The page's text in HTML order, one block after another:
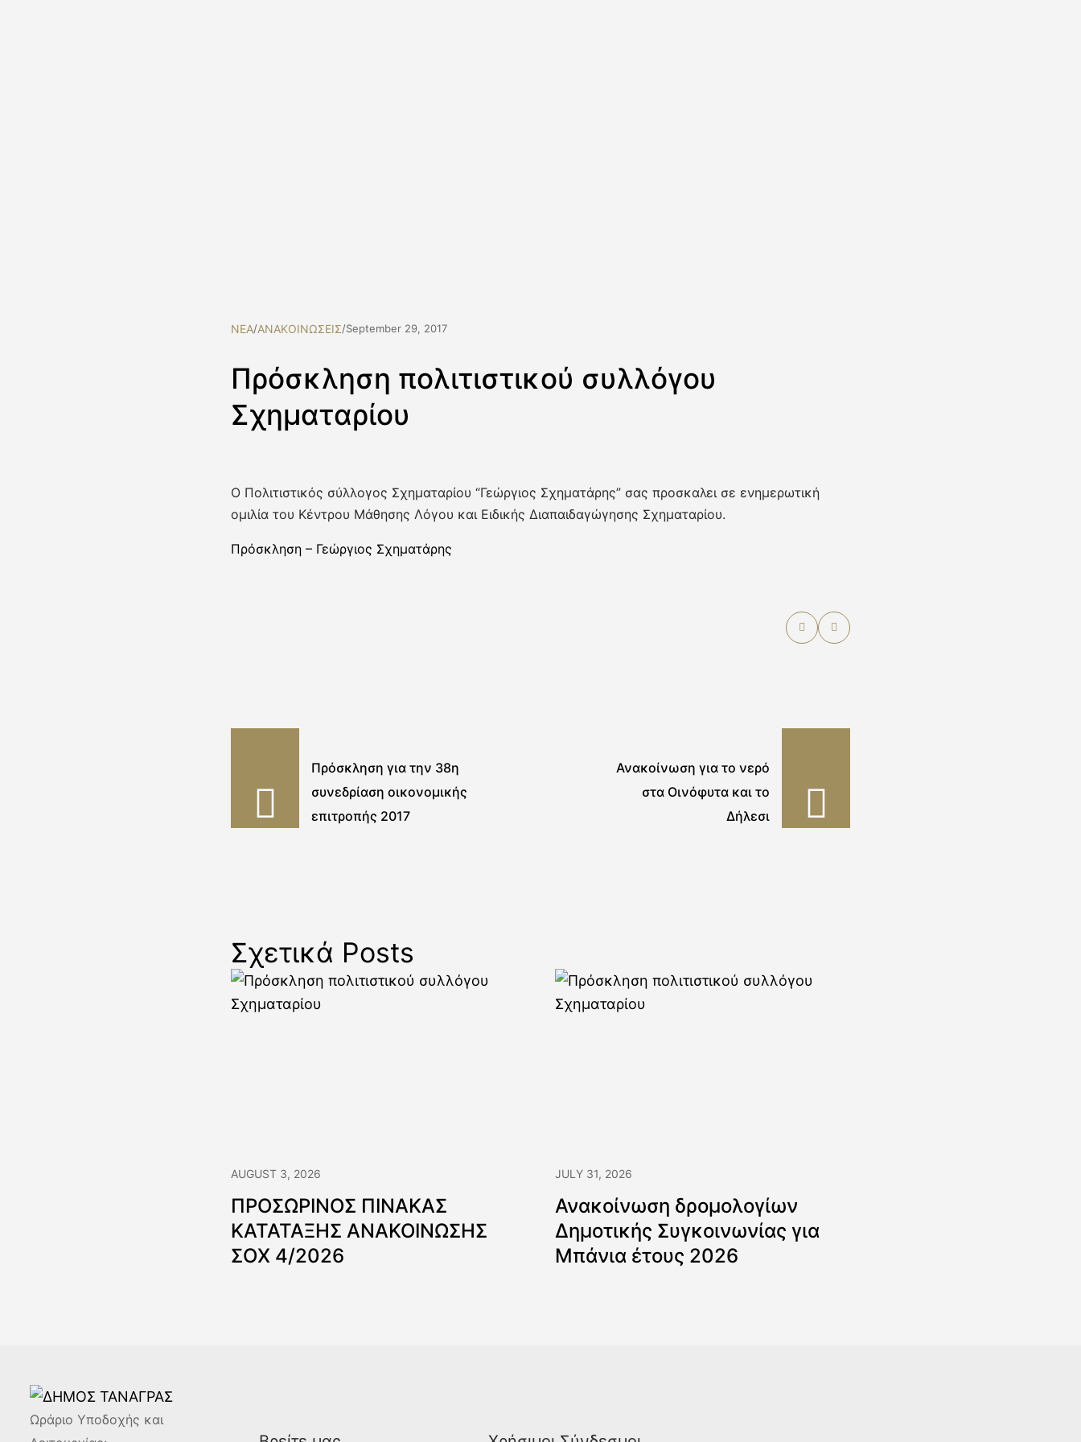
NEA/ΑΝΑΚΟΙΝΩΣΕΙΣ/September 29, 2017
Πρόσκληση πολιτιστικού συλλόγου
Σχηματαρίου
Ο Πολιτιστικός σύλλογος Σχηματαρίου “Γεώργιος Σχηματάρης” σας προσκαλει σε ενημερωτική
ομιλία του Κέντρου Μάθησης Λόγου και Ειδικής Διαπαιδαγώγησης Σχηματαρίου.
Πρόσκληση – Γεώργιος Σχηματάρης
Πρόσκληση για την 38η
συνεδρίαση οικονομικής
επιτροπής 2017
Ανακοίνωση για το νερό
στα Οινόφυτα και το
Δήλεσι
Σχετικά Posts
AUGUST 3, 2026
ΠΡΟΣΩΡΙΝΟΣ ΠΙΝΑΚΑΣ
ΚΑΤΑΤΑΞΗΣ ΑΝΑΚΟΙΝΩΣΗΣ
ΣΟΧ 4/2026
JULY 31, 2026
Ανακοίνωση δρομολογίων
Δημοτικής Συγκοινωνίας για
Μπάνια έτους 2026
Ωράριο Υποδοχής και